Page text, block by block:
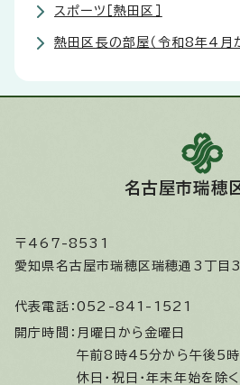
スポーツ［熱田区］
熱田区長の部屋（令和8年4月
名古屋市瑞穂
〒467-8531
愛知県名古屋市瑞穂区瑞穂通3丁目
代表電話： 052-841-1521
開庁時間： 月曜日から金曜日
午前8時45分から午後5
休日・祝日・年末年始を除く